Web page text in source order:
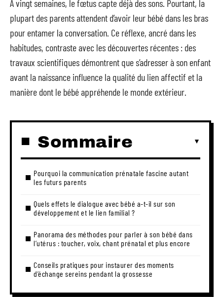
À vingt semaines, le fœtus capte déjà des sons. Pourtant, la
plupart des parents attendent d’avoir leur bébé dans les bras
pour entamer la conversation. Ce réflexe, ancré dans les
habitudes, contraste avec les découvertes récentes : des
travaux scientifiques démontrent que s’adresser à son enfant
avant la naissance influence la qualité du lien affectif et la
manière dont le bébé appréhende le monde extérieur.
Sommaire
Pourquoi la communication prénatale fascine autant
les futurs parents
Quels effets le dialogue avec bébé a-t-il sur son
développement et le lien familial ?
Panorama des méthodes pour parler à son bébé dans
l’utérus : toucher, voix, chant prénatal et plus encore
Conseils pratiques pour instaurer des moments
d’échange sereins pendant la grossesse